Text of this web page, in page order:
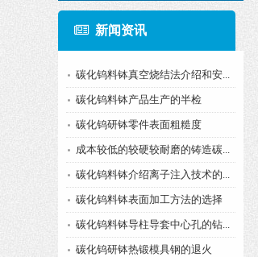
新闻资讯
碳化钨料钵真空烧结法介绍和安...
碳化钨料钵产品生产的半检
碳化钨研钵零件表面粗糙度
成本较低的较硬较耐磨的铸造碳...
碳化钨料钵介绍离子注入技术的...
碳化钨料钵表面加工方法的选择
碳化钨料钵导柱导套中心孔的钻...
碳化钨研钵热锻模具钢的退火